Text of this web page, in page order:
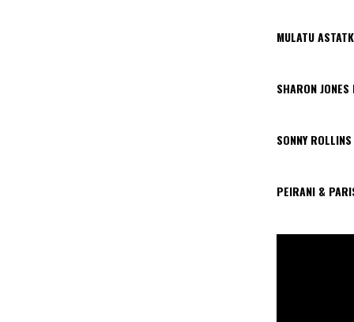
MULATU
SHARON
SONNY
PEIRANI &